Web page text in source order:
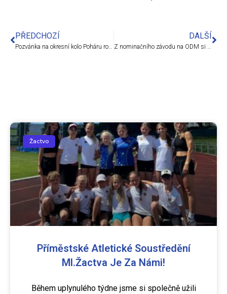
PŘEDCHOZÍ
Pozvánka na okresní kolo Poháru rozhlasu
DALŠÍ
Z nominačního závodu na ODM si vezeme 3 nadějné výsledky a mnoho osobních rekordů
Žactvo
Příměstské Atletické Soustředění
Ml.žactva Je Za Námi!
Během uplynulého týdne jsme si společně užili